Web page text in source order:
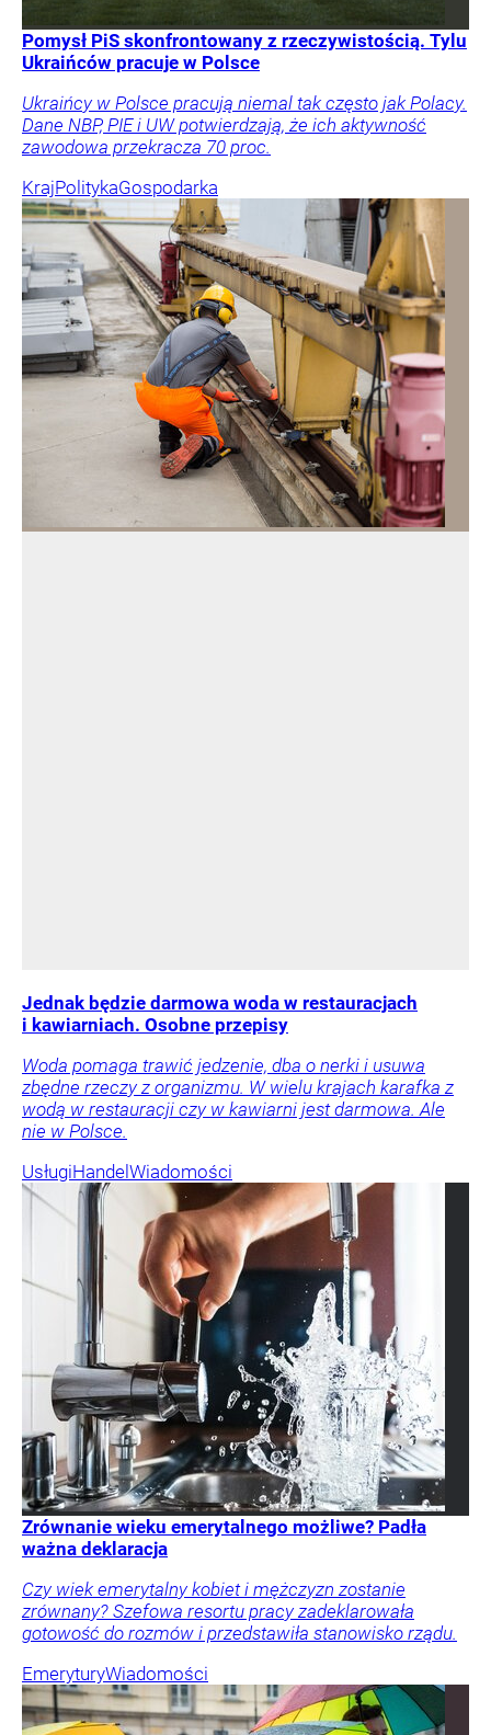
Pomysł PiS skonfrontowany z rzeczywistością. Tylu
Ukraińców pracuje w Polsce
Ukraińcy w Polsce pracują niemal tak często jak Polacy.
Dane NBP, PIE i UW potwierdzają, że ich aktywność
zawodowa przekracza 70 proc.
KrajPolitykaGospodarka
Jednak będzie darmowa woda w restauracjach
i kawiarniach. Osobne przepisy
Woda pomaga trawić jedzenie, dba o nerki i usuwa
zbędne rzeczy z organizmu. W wielu krajach karafka z
wodą w restauracji czy w kawiarni jest darmowa. Ale
nie w Polsce.
UsługiHandel Wiadomości
Zrównanie wieku emerytalnego możliwe? Padła
ważna deklaracja
Czy wiek emerytalny kobiet i mężczyzn zostanie
zrównany? Szefowa resortu pracy zadeklarowała
gotowość do rozmów i przedstawiła stanowisko rządu.
EmeryturyWiadomości